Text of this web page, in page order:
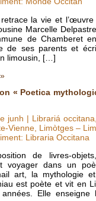
la vie et
Marcelle
de Chamberet
de ses parents et
limousin, […]
« Poetica
junh | Librariá
Vienne, Limòtges –
Libraria Occitana
de livres-
voyager dans un
art, la mythologie
est poète et vit en
Elle enseigne